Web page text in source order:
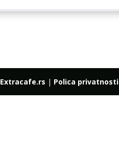
Extracafe.rs | Polica privatnosti